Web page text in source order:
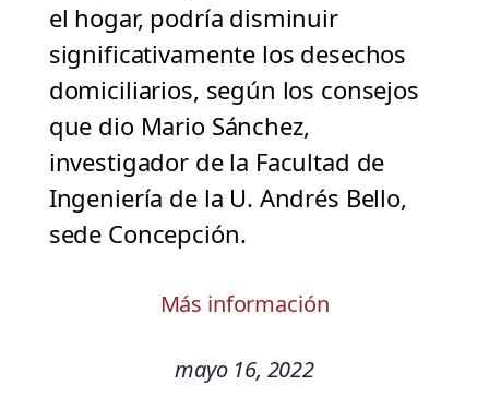
el hogar, podría disminuir
significativamente los desechos
domiciliarios, según los consejos
que dio Mario Sánchez,
investigador de la Facultad de
Ingeniería de la U. Andrés Bello,
sede Concepción.
Más información
mayo 16, 2022